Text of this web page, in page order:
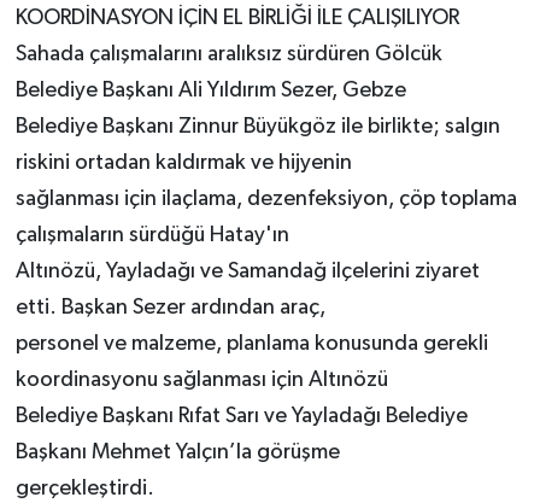
KOORDİNASYON İÇİN EL BİRLİĞİ İLE ÇALIŞILIYOR
Sahada çalışmalarını aralıksız sürdüren Gölcük
Belediye Başkanı Ali Yıldırım Sezer, Gebze
Belediye Başkanı Zinnur Büyükgöz ile birlikte; salgın
riskini ortadan kaldırmak ve hijyenin
sağlanması için ilaçlama, dezenfeksiyon, çöp toplama
çalışmaların sürdüğü Hatay'ın
Altınözü, Yayladağı ve Samandağ ilçelerini ziyaret
etti. Başkan Sezer ardından araç,
personel ve malzeme, planlama konusunda gerekli
koordinasyonu sağlanması için Altınözü
Belediye Başkanı Rıfat Sarı ve Yayladağı Belediye
Başkanı Mehmet Yalçın’la görüşme
gerçekleştirdi.